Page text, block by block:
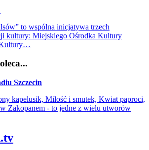
to wspólna inicjatywa trzech
kultury: Miejskiego Ośrodka Kultury
Kultury…
Szczecin
kapelusik, Miłość i smutek, Kwiat paproci,
Zakopanem - to jedne z wielu utworów